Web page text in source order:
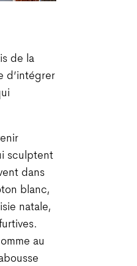
de la
d’intégrer
sculptent
dans
blanc,
natale,
au